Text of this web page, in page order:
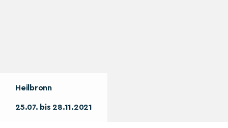
Heilbronn
25.07. bis 28.11.2021